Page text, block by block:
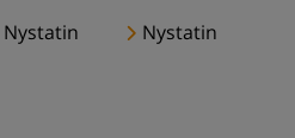
Nystatin Nystatin